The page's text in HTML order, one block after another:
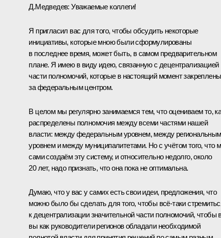
Д.Медведев: Уважаемые коллеги!
Я пригласил вас для того, чтобы обсудить некоторые
инициативы, которые мною были сформулированы
в последнее время, может быть, в самом предварительном
плане. Я имею в виду идею, связанную с децентрализацией
части полномочий, которые в настоящий момент закреплены
за федеральным центром.
В целом мы регулярно занимаемся тем, что оцениваем то,
распределены полномочия между всеми частями нашей
власти: между федеральным уровнем, между региональным
уровнем и между муниципалитетами. Но с учётом того, что
сами создаём эту систему, и относительно недолго, около
20 лет, надо признать, что она пока не оптимальна.
Думаю, что у вас у самих есть свои идеи, предложения, что
можно было бы сделать для того, чтобы всё‑таки
к децентрализации значительной части полномочий, чтобы
вы как руководители регионов обладали необходимой